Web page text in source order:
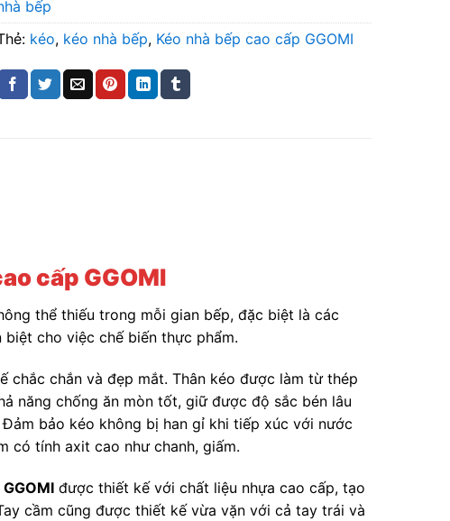
bếp
kéo, kéo nhà bếp, Kéo nhà bếp cao cấp GGOMI
cấp GGOMI
thể thiếu trong mỗi gian bếp, đặc biệt là các
cho việc chế biến thực phẩm.
chắc chắn và đẹp mắt. Thân kéo được làm từ thép
năng chống ăn mòn tốt, giữ được độ sắc bén lâu
bảo kéo không bị han gỉ khi tiếp xúc với nước
có tính axit cao như chanh, giấm.
được thiết kế với chất liệu nhựa cao cấp, tạo
cầm cũng được thiết kế vừa vặn với cả tay trái và